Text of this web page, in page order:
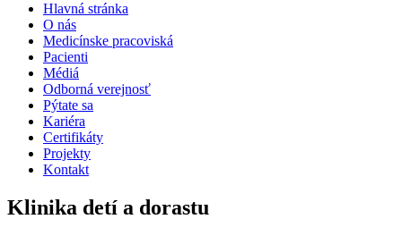
Hlavná stránka
O nás
Medicínske pracoviská
Pacienti
Médiá
Odborná verejnosť
Pýtate sa
Kariéra
Certifikáty
Projekty
Kontakt
Klinika detí a dorastu